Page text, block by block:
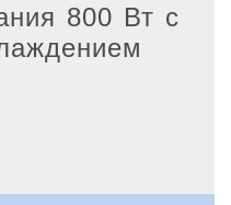
800 Вт с